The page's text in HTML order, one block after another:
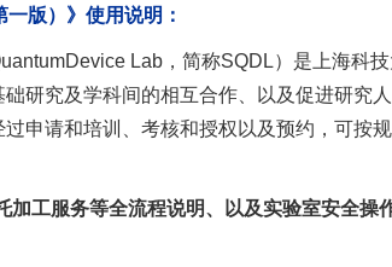
版）》使用说明：
Lab，简称SQDL）是上海科
研究及学科间的相互合作、以及促进研究
申请和培训、考核和授权以及预约，可按
工服务等全流程说明、以及实验室安全